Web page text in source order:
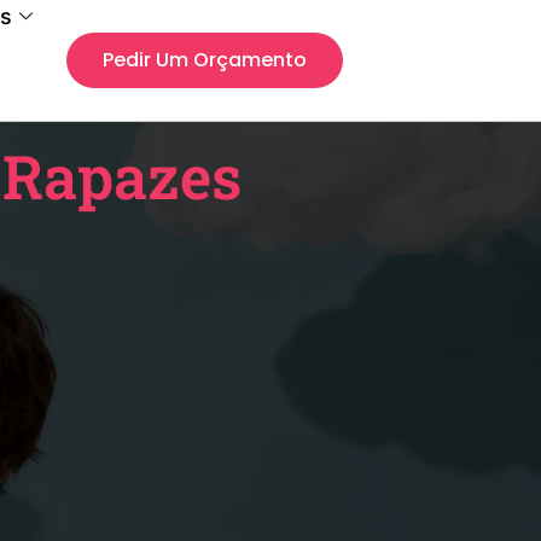
Pedir Um Orçamento